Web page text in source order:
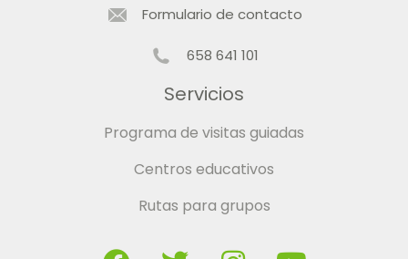
Formulario de contacto
658 641 101
Servicios
Programa de visitas guiadas
Centros educativos
Rutas para grupos